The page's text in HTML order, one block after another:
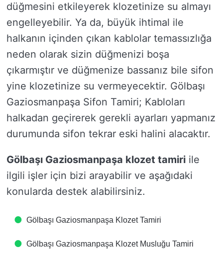
düğmesini etkileyerek klozetinize su almayı
engelleyebilir. Ya da, büyük ihtimal ile
halkanın içinden çıkan kablolar temassızlığa
neden olarak sizin düğmenizi boşa
çıkarmıştır ve düğmenize bassanız bile sifon
yine klozetinize su vermeyecektir. Gölbaşı
Gaziosmanpaşa Sifon Tamiri; Kabloları
halkadan geçirerek gerekli ayarları yapmanız
durumunda sifon tekrar eski halini alacaktır.
Gölbaşı Gaziosmanpaşa klozet tamiri ile
ilgili işler için bizi arayabilir ve aşağıdaki
konularda destek alabilirsiniz.
Gölbaşı Gaziosmanpaşa Klozet Tamiri
Gölbaşı Gaziosmanpaşa Klozet Musluğu Tamiri